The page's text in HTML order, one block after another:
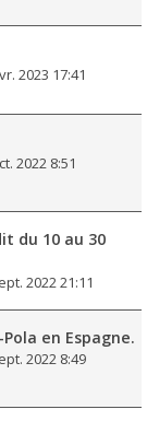
2023 17:41
2022 8:51
du 10 au 30
2022 21:11
en Espagne.
2022 8:49